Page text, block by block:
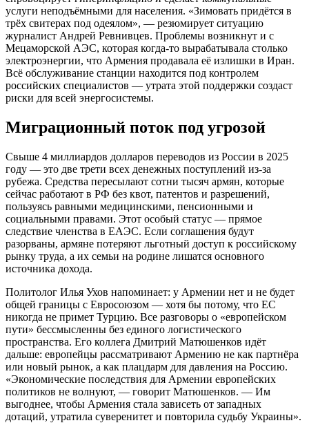
услуги неподъёмными для населения. «Зимовать придётся в
трёх свитерах под одеялом», — резюмирует ситуацию
журналист Андрей Ревнивцев. Проблемы возникнут и с
Мецаморской АЭС, которая когда-то вырабатывала столько
электроэнергии, что Армения продавала её излишки в Иран.
Всё обслуживание станции находится под контролем
российских специалистов — утрата этой поддержки создаст
риски для всей энергосистемы.
Миграционный поток под угрозой
Свыше 4 миллиардов долларов переводов из России в 2025
году — это две трети всех денежных поступлений из-за
рубежа. Средства пересылают сотни тысяч армян, которые
сейчас работают в РФ без квот, патентов и разрешений,
пользуясь равными медицинскими, пенсионными и
социальными правами. Этот особый статус — прямое
следствие членства в ЕАЭС. Если соглашения будут
разорваны, армяне потеряют льготный доступ к российскому
рынку труда, а их семьи на родине лишатся основного
источника дохода.
Политолог Илья Ухов напоминает: у Армении нет и не будет
общей границы с Евросоюзом — хотя бы потому, что ЕС
никогда не примет Турцию. Все разговоры о «европейском
пути» бессмысленны без единого логистического
пространства. Его коллега Дмитрий Матюшенков идёт
дальше: европейцы рассматривают Армению не как партнёра
или новый рынок, а как плацдарм для давления на Россию.
«Экономические последствия для Армении европейских
политиков не волнуют, — говорит Матюшенков. — Им
выгоднее, чтобы Армения стала зависеть от западных
дотаций, утратила суверенитет и повторила судьбу Украины».